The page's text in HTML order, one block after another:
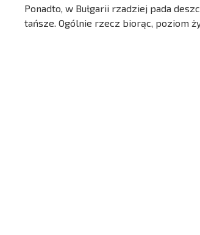
Ponadto, w Bułgarii rzadziej pada
tańsze. Ogólnie rzecz biorąc, poziom